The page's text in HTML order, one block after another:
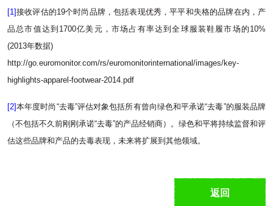
[1]接收评估的19个时尚品牌，包括表现优秀，平平和失格的品牌在内，产
品总市值达到1700亿美元，市场占有率达到全球服装鞋履市场的10%
(2013年数据)
http://go.euromonitor.com/rs/euromonitorinternational/images/key-
highlights-apparel-footwear-2014.pdf
[2]本年度时尚“去毒”评估对象包括所有曾向绿色和平承诺“去毒”的服装品牌
（不包括不久前刚刚承诺“去毒”的产品经销商）。绿色和平将持续监督和评
估这些品牌和产品的去毒表现，未来将扩展到其他领域。
返回